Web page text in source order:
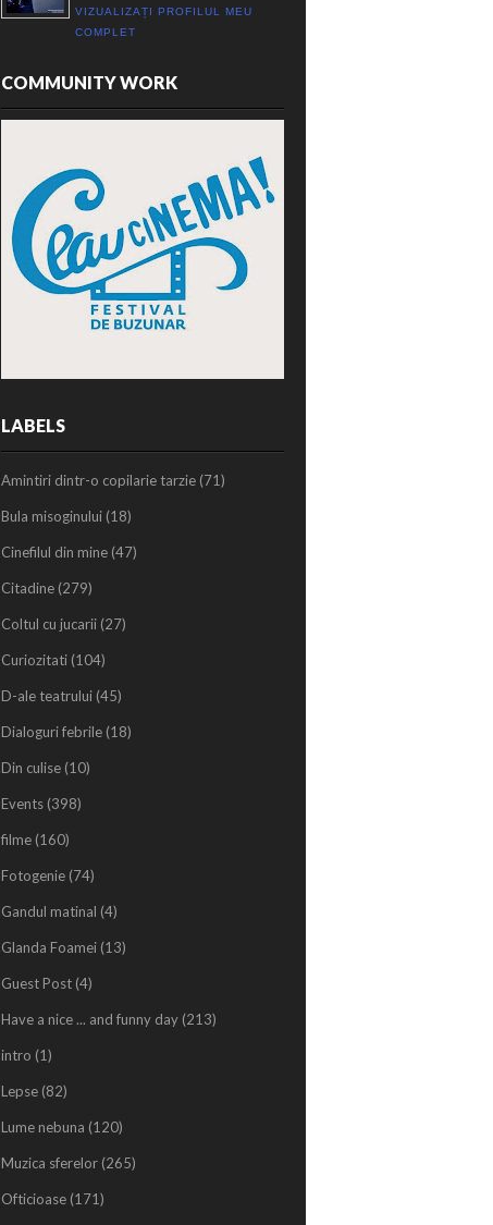
VIZUALIZAȚI PROFILUL MEU
COMPLET
COMMUNITY WORK
LABELS
Amintiri dintr-o copilarie tarzie (71)
Bula misoginului (18)
Cinefilul din mine (47)
Citadine (279)
Coltul cu jucarii (27)
Curiozitati (104)
D-ale teatrului (45)
Dialoguri febrile (18)
Din culise (10)
Events (398)
filme (160)
Fotogenie (74)
Gandul matinal (4)
Glanda Foamei (13)
Guest Post (4)
Have a nice ... and funny day (213)
intro (1)
Lepse (82)
Lume nebuna (120)
Muzica sferelor (265)
Ofticioase (171)